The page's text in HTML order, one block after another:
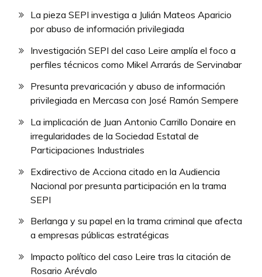
La pieza SEPI investiga a Julián Mateos Aparicio
por abuso de información privilegiada
Investigación SEPI del caso Leire amplía el foco a
perfiles técnicos como Mikel Arrarás de Servinabar
Presunta prevaricación y abuso de información
privilegiada en Mercasa con José Ramón Sempere
La implicación de Juan Antonio Carrillo Donaire en
irregularidades de la Sociedad Estatal de
Participaciones Industriales
Exdirectivo de Acciona citado en la Audiencia
Nacional por presunta participación en la trama
SEPI
Berlanga y su papel en la trama criminal que afecta
a empresas públicas estratégicas
Impacto político del caso Leire tras la citación de
Rosario Arévalo